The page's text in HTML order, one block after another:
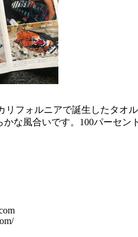
リフォルニアで誕生したタオ
な風合いです。100パーセ